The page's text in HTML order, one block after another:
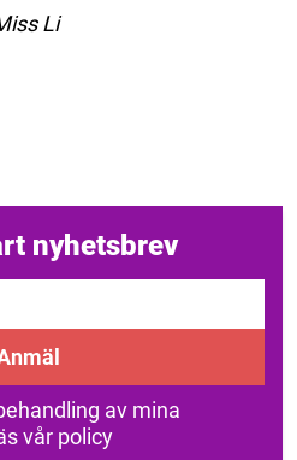
Li
nyhetsbrev
av mina
vår policy